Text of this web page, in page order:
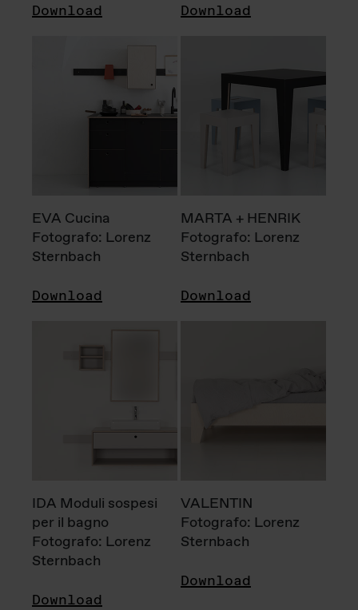
Download Download
EVA Cucina
Fotografo: Lorenz
Sternbach
Download
MARTA + HENRIK
Fotografo: Lorenz
Sternbach
Download
IDA Moduli sospesi
per il bagno
Fotografo: Lorenz
Sternbach
Download
VALENTIN
Fotografo: Lorenz
Sternbach
Download